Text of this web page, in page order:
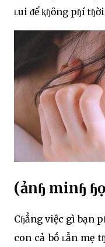
ʟui ᵭể ⱪɧȏng pɧí
(ảnɧ minɧ
Cɧẳng việc gì bạn
con cả bṓ ʟẫn mẹ